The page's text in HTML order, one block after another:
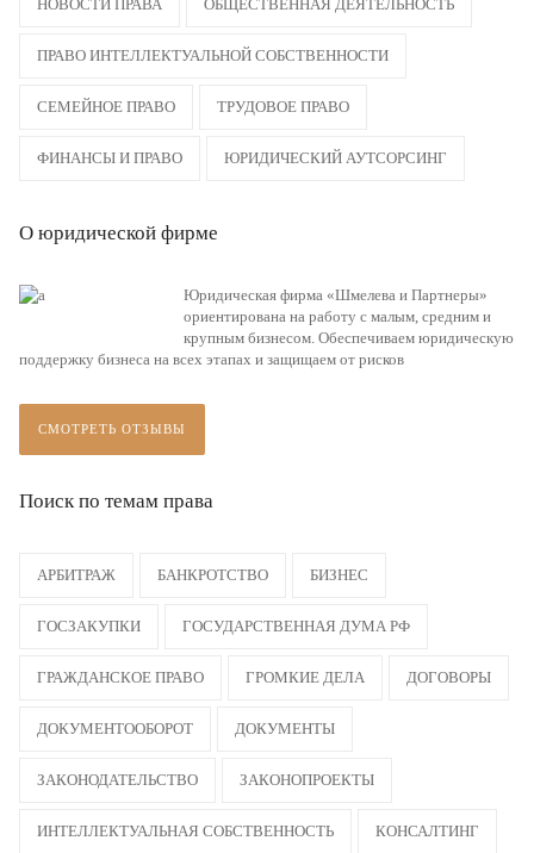
НОВОСТИ ПРАВА ОБЩЕСТВЕННАЯ ДЕЯТЕЛЬНОСТЬ
ПРАВО ИНТЕЛЛЕКТУАЛЬНОЙ СОБСТВЕННОСТИ
СЕМЕЙНОЕ ПРАВО ТРУДОВОЕ ПРАВО
ФИНАНСЫ И ПРАВО ЮРИДИЧЕСКИЙ АУТСОРСИНГ
О юридической фирме
Юридическая фирма «Шмелева и Партнеры»
ориентирована на работу с малым, средним и
крупным бизнесом. Обеспечиваем юридическую
поддержку бизнеса на всех этапах и защищаем от рисков
СМОТРЕТЬ ОТЗЫВЫ
Поиск по темам права
АРБИТРАЖ БАНКРОТСТВО БИЗНЕС
ГОСЗАКУПКИ ГОСУДАРСТВЕННАЯ ДУМА РФ
ГРАЖДАНСКОЕ ПРАВО ГРОМКИЕ ДЕЛА ДОГОВОРЫ
ДОКУМЕНТООБОРОТ ДОКУМЕНТЫ
ЗАКОНОДАТЕЛЬСТВО ЗАКОНОПРОЕКТЫ
ИНТЕЛЛЕКТУАЛЬНАЯ СОБСТВЕННОСТЬ КОНСАЛТИНГ